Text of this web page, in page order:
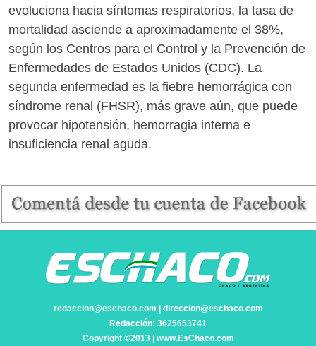
evoluciona hacia síntomas respiratorios, la tasa de
mortalidad asciende a aproximadamente el 38%,
según los Centros para el Control y la Prevención de
Enfermedades de Estados Unidos (CDC). La
segunda enfermedad es la fiebre hemorrágica con
síndrome renal (FHSR), más grave aún, que puede
provocar hipotensión, hemorragia interna e
insuficiencia renal aguda.
redaccion@eschaco.com | direccion@eschaco.com
Redacción: 3625653741
Copyright ©2013 | www.EsChaco.com